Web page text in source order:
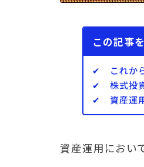
この記事
✔ これから
✔ 株式投
✔ 資産運
資産運用におい